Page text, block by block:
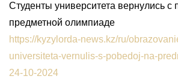
Студенты университета вернулись с
предметной олимпиаде
https://kyzylorda-news.kz/ru/
universiteta-vernulis-s-pobedoj-na-
24-10-2024